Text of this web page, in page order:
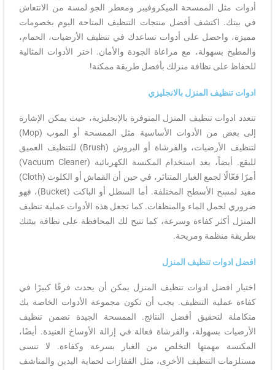
أدوات مثل الممسحة الميكروفيبر ومعطر الجو لمسة من الانتعاش
في بيتك. اكتشف أفضل منتجات التنظيف المتاحة اليوم بخصومات
مميزة، واحصل على أدوات تساعدك في تنظيف الأرضيات، الحمام،
والمطبخ بسهولة، مع مراعاة الجودة والأمان. اختر الأدوات المثالية
للحفاظ على نظافة منزلك بأفضل طريقة ممكنة!
ادوات تنظيف المنزل بالانجليزي
تتعدد ادوات تنظيف المنزل المتوفرة بالإنجليزية، حيث يمكن الإشارة
إلى بعض من الأدوات الأساسية مثل الممسحة أو الموب (Mop)
لتنظيف الأرضيات، والفرشاة أو البروش (Brush) للتنظيف العميق
للبقع. أيضاً، يعد استخدام المكنسة الكهربائية (Vacuum Cleaner)
أمرًا فعّالًا لجمع الغبار المتناثر، في حين أن القماش أو الكلوث (Cloth)
مفيد لمسح الأسطح المختلفة. أما السطل أو الباكت (Bucket)، فهو
ضروري لحمل الماء والمنظفات. كما تجعل هذه الأدوات عملية تنظيف
المنزل أكثر كفاءة وسرعة، كما تتيح لك المحافظة على نظافة بيئتك
بطريقة منظمة ومريحة.
افضل ادوات تنظيف المنزل
اختيار افضل ادوات تنظيف المنزل يمكن أن يحدث فرقًا كبيرًا في
كفاءة عملية التنظيف. يجب أن تكون مجموعة الأدوات الخاصة بك
متكاملة لتحقيق أفضل النتائج. الممسحة الجيدة تضمن تنظيف
الأرضيات بسهولة، والفرشاة فعالة في إزالة الأوساخ العنيدة. أيضًا،
المكنسة مهمتها التخلص من الغبار بسرعة وكفاءة. لا تنسى
مستلزمات التنظيف الأخرى، مثل القفازات لحماية اليدين والمناشف